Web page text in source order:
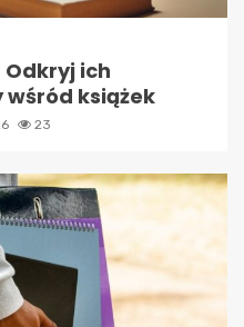
ich
książek
23